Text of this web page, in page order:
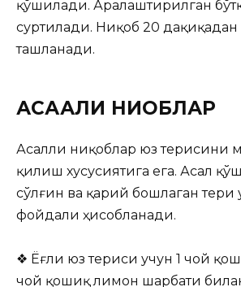
қўшилади. Аралаштирилган
суртилади. Ниқоб 20
ташланади.
АСААЛИ НИҚОБЛАР
Асалли ниқоблар юз терисини
қилиш хусусиятига ега. Асал
сўлғин ва қарий бошлаган тери
фойдали ҳисобланади.
❖ Ёғли юз териси учун 1 чой
чой қошиқ лимон шарбати